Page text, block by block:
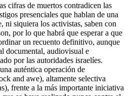
cifras de muertos contradicen las
presenciales que hablan de una
ni siquiera los activistas, saben con
por lo que habrá que esperar a que
un recuento definitivo, aunque
documental, audiovisual e
por las autoridades israelíes.
auténtica operación de
and awe), altamente selectiva
frente a la más importante iniciativa